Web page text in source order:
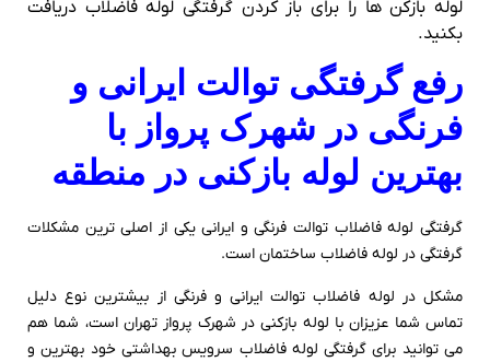
لوله بازکن ها را برای باز کردن گرفتگی لوله فاضلاب دریافت
بکنید.
رفع گرفتگی توالت ایرانی و
فرنگی در شهرک پرواز با
بهترین لوله بازکنی در منطقه
گرفتگی لوله فاضلاب توالت فرنگی و ایرانی یکی از اصلی ترین مشکلات
گرفتگی در لوله فاضلاب ساختمان است.
مشکل در لوله فاضلاب توالت ایرانی و فرنگی از بیشترین نوع دلیل
تماس شما عزیزان با لوله بازکنی در شهرک پرواز تهران است، شما هم
می توانید برای گرفتگی لوله فاضلاب سرویس بهداشتی خود بهترین و